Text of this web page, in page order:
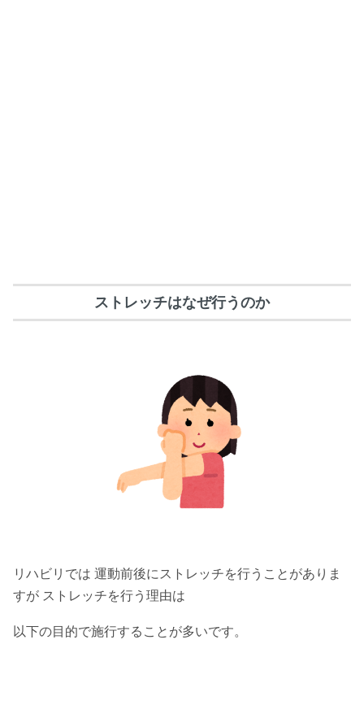
ストレッチはなぜ行うのか
リハビリでは 運動前後にストレッチを行うことがありま
すが ストレッチを行う理由は
以下の目的で施行することが多いです。